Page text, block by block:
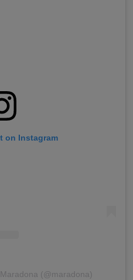
on Instagram
(@maradona)